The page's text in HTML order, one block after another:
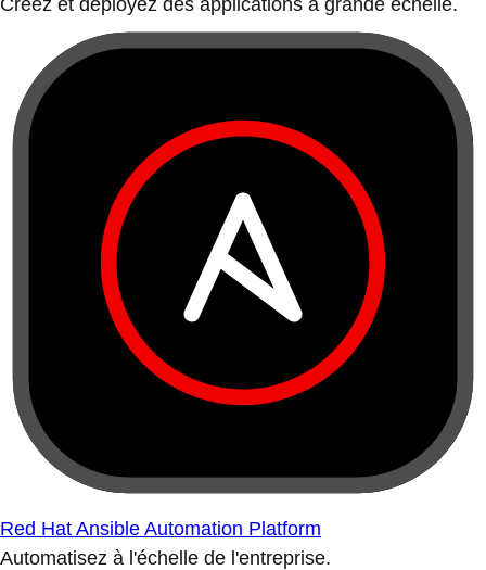
Créez et déployez des applications à grande échelle.
Red Hat Ansible Automation Platform
Automatisez à l'échelle de l'entreprise.